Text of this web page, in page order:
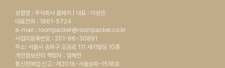
상점명 : 주식회사 룸페커 | 대표 : 이상은
대표전화 : 1661-5724
e-mail : roompacker@roompacker.co.kr
사업자등록번호 : 201-86-30891
주소: 서울시 송파구 오금로 111 세기빌딩 10층
개인정보관리 책임자 : 임혜란
통신판매업 신고 : 제2016-서울송파-1518호